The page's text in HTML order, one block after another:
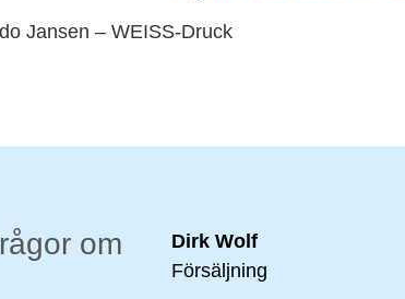
Jansen – WEISS-Druck
om
Dirk Wolf
Försäljning